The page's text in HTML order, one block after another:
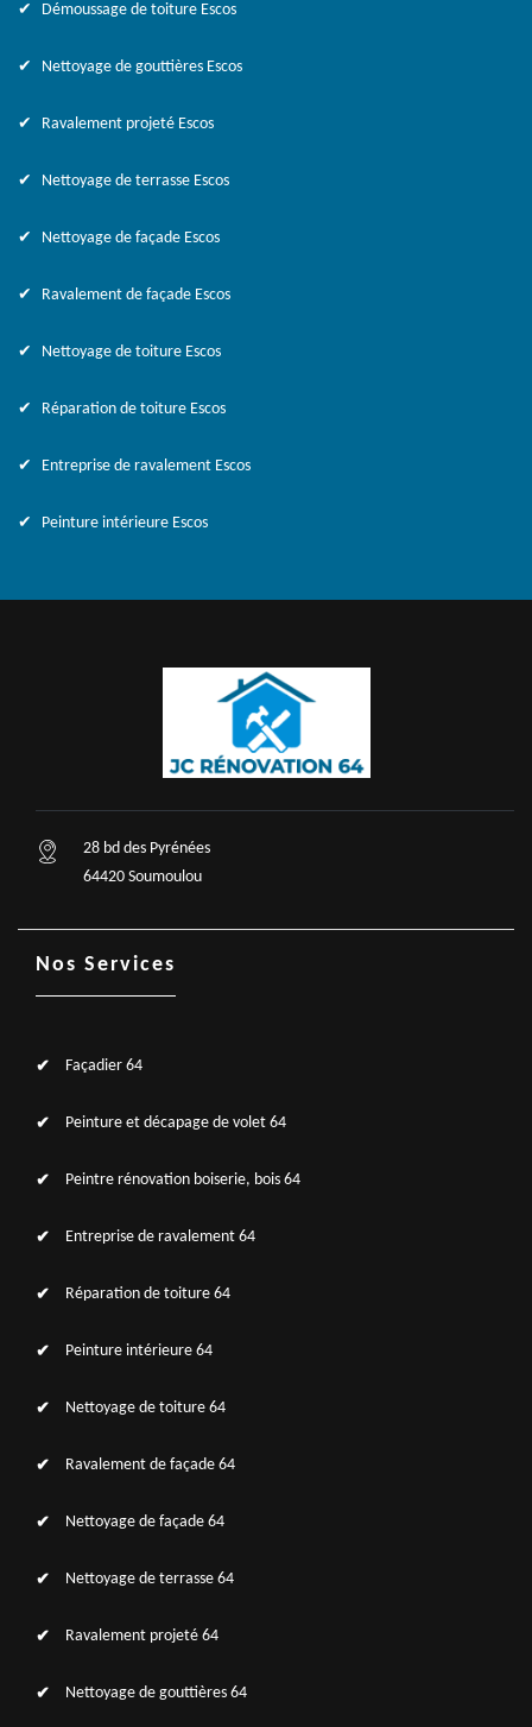
Démoussage de toiture Escos
Nettoyage de gouttières Escos
Ravalement projeté Escos
Nettoyage de terrasse Escos
Nettoyage de façade Escos
Ravalement de façade Escos
Nettoyage de toiture Escos
Réparation de toiture Escos
Entreprise de ravalement Escos
Peinture intérieure Escos
28 bd des Pyrénées
64420 Soumoulou
Nos Services
Façadier 64
Peinture et décapage de volet 64
Peintre rénovation boiserie, bois 64
Entreprise de ravalement 64
Réparation de toiture 64
Peinture intérieure 64
Nettoyage de toiture 64
Ravalement de façade 64
Nettoyage de façade 64
Nettoyage de terrasse 64
Ravalement projeté 64
Nettoyage de gouttières 64